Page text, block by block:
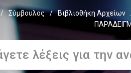
/ Σύμβουλος / Βιβλιοθήκη Αρχείων